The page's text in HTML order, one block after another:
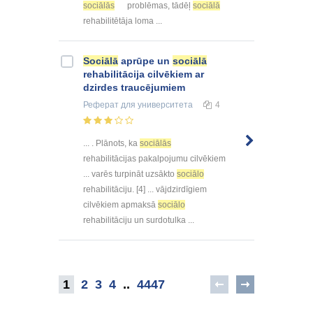
sociālās
problēmas, tādēļ sociālā
rehabilitētāja loma ...
Sociālā aprūpe un sociālā
rehabilitācija cilvēkiem ar
dzirdes traucējumiem
Реферат для университета 4
... . Plānots, ka sociālās
rehabilitācijas pakalpojumu cilvēkiem
... varēs turpināt uzsākto sociālo
rehabilitāciju. [4] ... vājdzirdīgiem
cilvēkiem apmaksā sociālo
rehabilitāciju un surdotulka ...
1 2 3 4 .. 4447